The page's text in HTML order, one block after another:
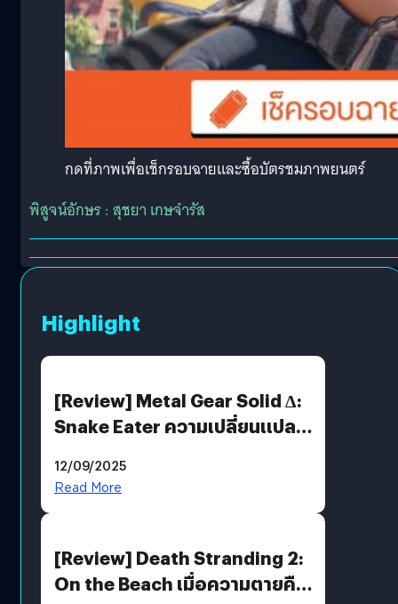
กดที่ภาพเพื่อเช็กรอบฉายและซื้อบัตรชมภาพยนตร์
พิสูจน์อักษร : สุชยา เกษจำรัส
Highlight
[Review] Metal Gear Solid Δ:
Snake Eater ความเปลี่ยนแปลง
12/09/2025
Read More
[Review] Death Stranding 2:
On the Beach เมื่อความตายคือ